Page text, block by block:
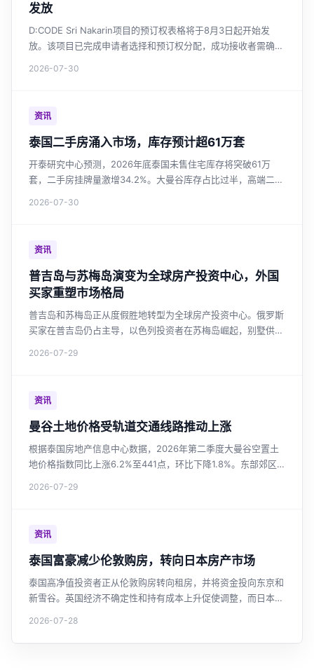
发放
D:CODE Sri Nakarin项目的预订权表格将于8月3日起开始发
放。该项目已完成申请者选择和预订权分配，成功接收者需确认
2026-07-30
资讯
泰国二手房涌入市场，库存预计超61万套
开泰研究中心预测，2026年底泰国未售住宅库存将突破61万
套，二手房挂牌量激增34.2%。大曼谷库存占比过半，高端二手
2026-07-30
资讯
普吉岛与苏梅岛演变为全球房产投资中心，外国
买家重塑市场格局
普吉岛和苏梅岛正从度假胜地转型为全球房产投资中心。俄罗斯
买家在普吉岛仍占主导，以色列投资者在苏梅岛崛起，别墅供应
2026-07-29
资讯
曼谷土地价格受轨道交通线路推动上涨
根据泰国房地产信息中心数据，2026年第二季度大曼谷空置土
地价格指数同比上涨6.2%至441点，环比下降1.8%。东部郊区
2026-07-29
资讯
泰国富豪减少伦敦购房，转向日本房产市场
泰国高净值投资者正从伦敦购房转向租房，并将资金投向东京和
新雪谷。英国经济不确定性和持有成本上升促使调整，而日本因
2026-07-28